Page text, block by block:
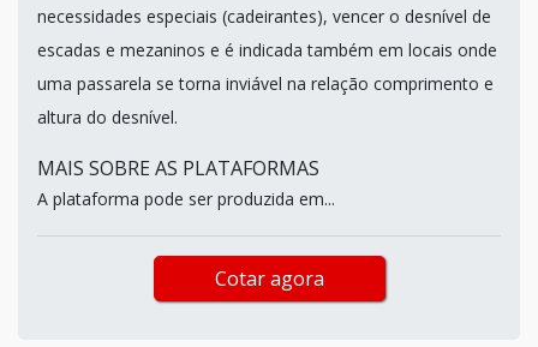
necessidades especiais (cadeirantes), vencer o desnível de
escadas e mezaninos e é indicada também em locais onde
uma passarela se torna inviável na relação comprimento e
altura do desnível.
MAIS SOBRE AS PLATAFORMAS
A plataforma pode ser produzida em...
Cotar agora